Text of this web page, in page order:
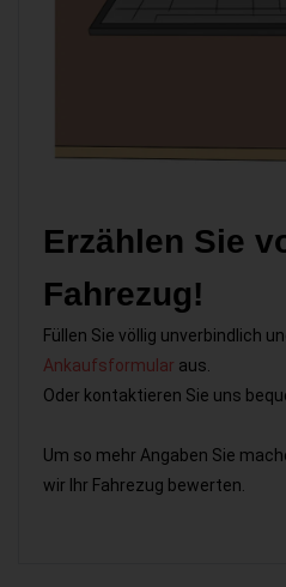
Erzählen Sie
Fahrezug!
Füllen Sie völlig unverbindlich
Ankaufsformular aus.
Oder kontaktieren Sie uns
Um so mehr Angaben Sie
wir Ihr Fahrezug bewerten.